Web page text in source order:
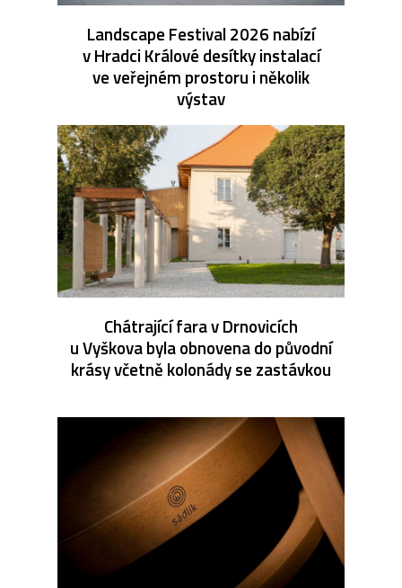
Landscape Festival 2026 nabízí
v Hradci Králové desítky instalací
ve veřejném prostoru i několik
výstav
Chátrající fara v Drnovicích
u Vyškova byla obnovena do původní
krásy včetně kolonády se zastávkou